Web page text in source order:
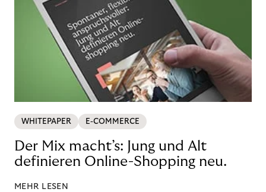
WHITEPAPER E-COMMERCE
Der Mix macht’s: Jung und Alt
definieren Online-Shopping neu.
MEHR LESEN